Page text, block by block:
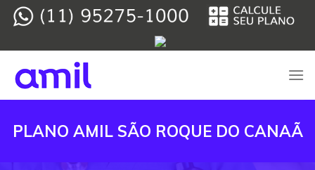
Skip
PLANO AMIL SÃO ROQUE DO CANAÃ